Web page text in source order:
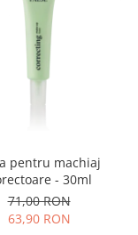
pentru machiaj
- 30ml
71,00 RON
63,90 RON